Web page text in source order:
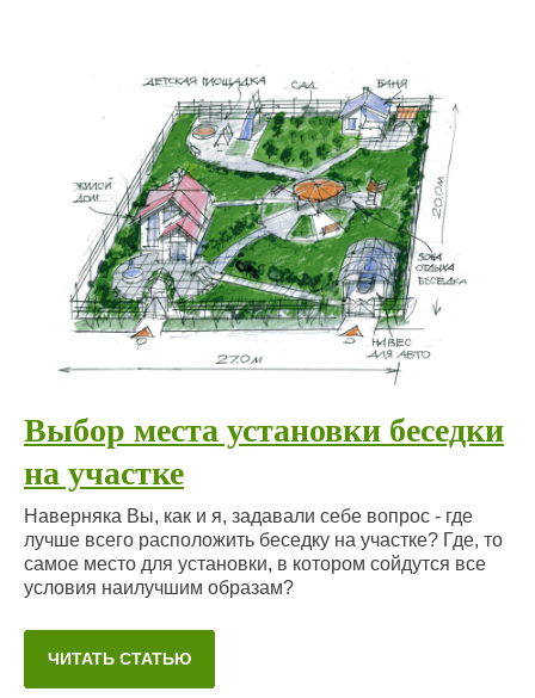
Выбор места установки беседки
на участке
Наверняка Вы, как и я, задавали себе вопрос - где
лучше всего расположить беседку на участке? Где, то
самое место для установки, в котором сойдутся все
условия наилучшим образам?
ЧИТАТЬ СТАТЬЮ